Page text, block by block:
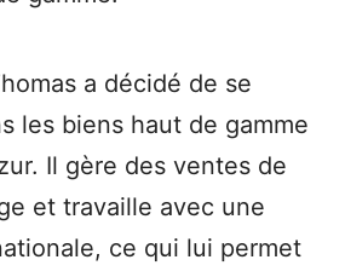
a décidé de se
les biens haut de gamme
Il gère des ventes de
et travaille avec une
ce qui lui permet